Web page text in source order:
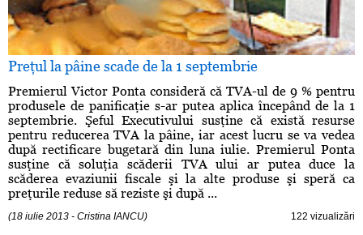
Preţul la pâine scade de la 1 septembrie
Premierul Victor Ponta consideră că TVA-ul de 9 % pentru
produsele de panificaţie s-ar putea aplica începând de la 1
septembrie. Şeful Executivului susţine că există resurse
pentru reducerea TVA la pâine, iar acest lucru se va vedea
după rectificare bugetară din luna iulie. Premierul Ponta
susţine că soluţia scăderii TVA ului ar putea duce la
scăderea evaziunii fiscale şi la alte produse şi speră ca
preţurile reduse să reziste şi după ...
(18 iulie 2013 - Cristina IANCU) 122 vizualizări